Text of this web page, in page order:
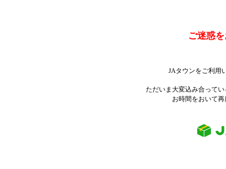
ご迷惑
JAタウンをご利用
ただいま大変込み合って
お時間をおいて